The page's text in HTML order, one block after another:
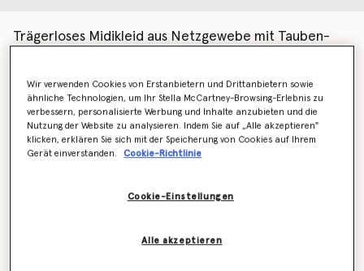
Trägerloses Midikleid aus Netzgewebe mit Tauben-
Farbe Schwarz/Weiß
Wir verwenden Cookies von Erstanbietern und Drittanbietern sowie
ähnliche Technologien, um Ihr Stella McCartney-Browsing-Erlebnis zu
verbessern, personalisierte Werbung und Inhalte anzubieten und die
Nutzung der Website zu analysieren. Indem Sie auf „Alle akzeptieren"
klicken, erklären Sie sich mit der Speicherung von Cookies auf Ihrem
Gerät einverstanden.
Cookie-Richtlinie
Cookie-Einstellungen
Alle akzeptieren